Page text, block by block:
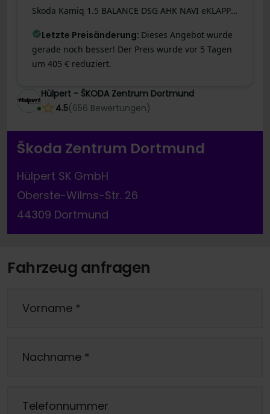
Skoda Kamiq 1.5 BALANCE DSG AHK NAVI eKLAPPE KEYLESS
Letzte Preisänderung: Dieses Angebot wurde
gerade noch besser! Der Preis wurde vor 5 Tagen
um 405 € reduziert.
Hülpert - ŠKODA Zentrum Dortmund
4.5(656 Bewertungen)
Škoda Zentrum Dortmund
Hülpert SK GmbH
Oberste-Wilms-Str. 26
44309 Dortmund
Fahrzeug anfragen
Vorname *
Nachname *
Telefonnummer